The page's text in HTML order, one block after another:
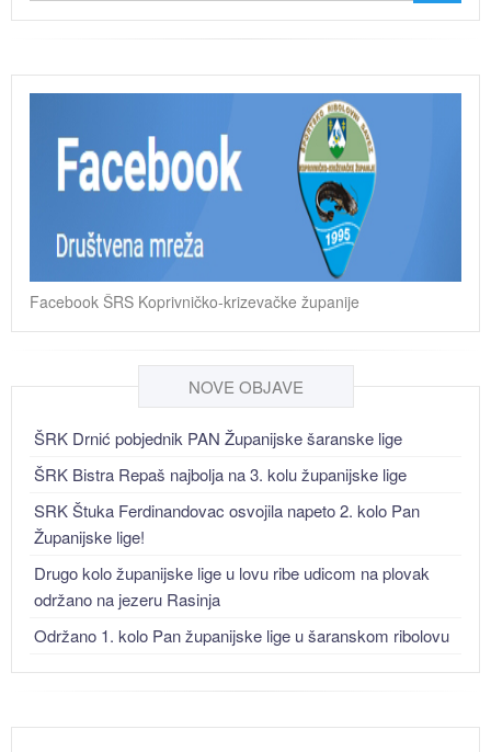
Facebook ŠRS Koprivničko-krizevačke županije
NOVE OBJAVE
ŠRK Drnić pobjednik PAN Županijske šaranske lige
ŠRK Bistra Repaš najbolja na 3. kolu županijske lige
SRK Štuka Ferdinandovac osvojila napeto 2. kolo Pan
Županijske lige!
Drugo kolo županijske lige u lovu ribe udicom na plovak
održano na jezeru Rasinja
Održano 1. kolo Pan županijske lige u šaranskom ribolovu